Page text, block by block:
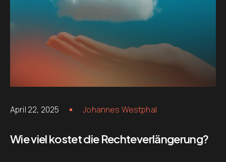
April 22, 2025 Johannes Westphal
Wie viel kostet die Rechteverlängerung?